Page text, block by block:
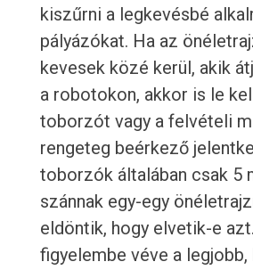
kiszűrni a legkevésbé
pályázókat. Ha az
kevesek közé kerül, akik
a robotokon, akkor is le
toborzót vagy a felvételi
rengeteg beérkező
toborzók általában csak 5
szánnak egy-egy
eldöntik, hogy elvetik-e
figyelembe véve a legjobb,